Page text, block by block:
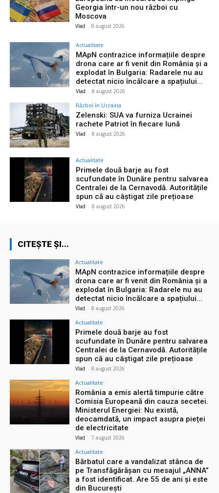
Georgia într-un nou război cu
Moscova
Vlad - 8 august 2026
Actualitate
MApN contrazice informațiile despre
drona care ar fi venit din România și a
explodat în Bulgaria: Radarele nu au
detectat nicio încălcare a spațiului...
Vlad - 8 august 2026
Război în Ucraina
Zelenski: SUA va furniza Ucrainei
rachete Patriot în fiecare lună
Vlad - 8 august 2026
Actualitate
Primele două barje au fost
scufundate în Dunăre pentru salvarea
Centralei de la Cernavodă. Autoritățile
spun că au câștigat zile prețioase
Vlad - 8 august 2026
CITEȘTE ȘI...
Actualitate
MApN contrazice informațiile despre
drona care ar fi venit din România și a
explodat în Bulgaria: Radarele nu au
detectat nicio încălcare a spațiului...
Vlad - 8 august 2026
Actualitate
Primele două barje au fost
scufundate în Dunăre pentru salvarea
Centralei de la Cernavodă. Autoritățile
spun că au câștigat zile prețioase
Vlad - 8 august 2026
Actualitate
România a emis alertă timpurie către
Comisia Europeană din cauza secetei.
Ministerul Energiei: Nu există,
deocamdată, un impact asupra pieței
de electricitate
Vlad - 7 august 2026
Actualitate
Bărbatul care a vandalizat stânca de
pe Transfăgărășan cu mesajul „ANNA”
a fost identificat. Are 55 de ani și este
din București